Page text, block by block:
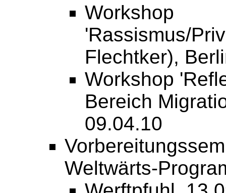
Workshop
'Rassismus/
Flechtker),
Workshop
Bereich
09.04.10
Weltwärts-